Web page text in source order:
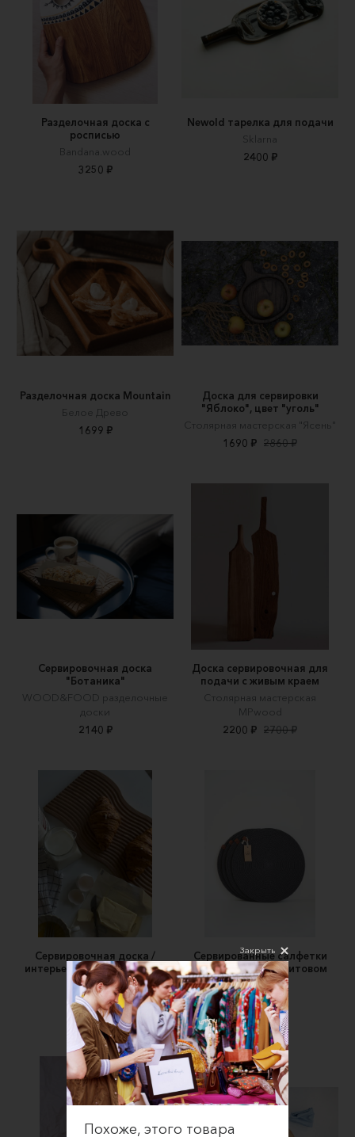
Разделочная доска с
росписью
Bandana.wood
3250 ₽
Newold тарелка для подачи
Sklarna
2400 ₽
Разделочная доска Mountain
Белое Древо
1699 ₽
Доска для сервировки
"Яблоко", цвет "уголь"
Столярная мастерская "Ясень"
1690 ₽ 2860 ₽
Сервировочная доска
"Ботаника"
WOOD&FOOD разделочные
доски
2140 ₽
Доска сервировочная для
подачи с живым краем
Столярная мастерская
MPwood
2200 ₽ 2700 ₽
Сервировочная доска /
интерьерный поднос WAVE
WOODISH
2200 ₽
Сервированные салфетки
набор 4 шт в графитовом
цвете
Kos
4000 ₽
Закрыть
Похоже, этого товара